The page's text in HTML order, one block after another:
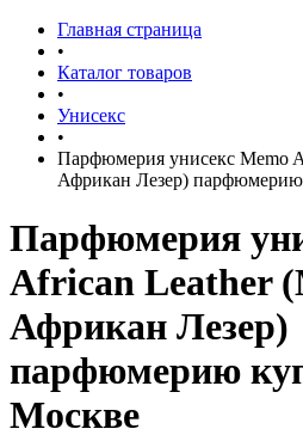
Главная страница
•
Каталог товаров
•
Унисекс
•
Парфюмерия унисекс Memo
Африкан Лезер)
Парфюмерия
African Leather
Африкан Лезер)
парфюмерию
Москве